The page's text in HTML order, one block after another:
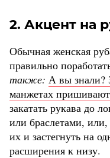
2. Акцент на
Обычная женская
правильно
также: А вы знали?
манжетах
закатать рукава до
или браслетами, или,
их и застегнуть на
расширения к низу.